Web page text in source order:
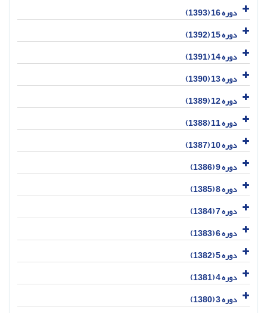
دوره 16 (1393)
دوره 15 (1392)
دوره 14 (1391)
دوره 13 (1390)
دوره 12 (1389)
دوره 11 (1388)
دوره 10 (1387)
دوره 9 (1386)
دوره 8 (1385)
دوره 7 (1384)
دوره 6 (1383)
دوره 5 (1382)
دوره 4 (1381)
دوره 3 (1380)